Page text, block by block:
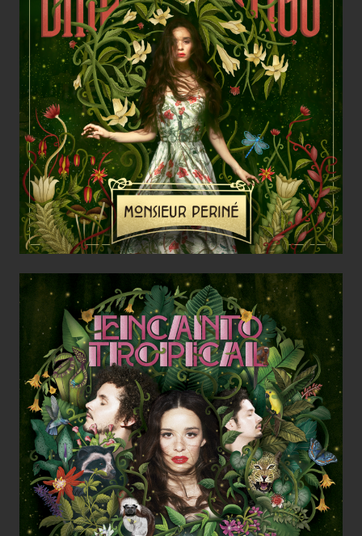
Bailar Contigo / Monsieur Periné
Encanto Tropical / Monsieur Periné